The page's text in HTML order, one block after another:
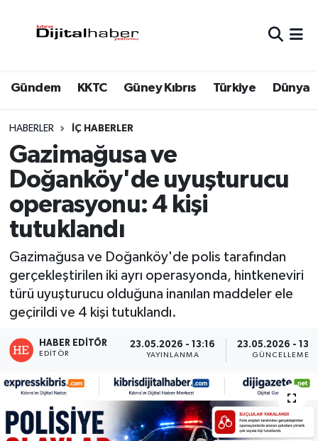
Gündem KKTC Güney Kıbrıs Türkiye Dünya
HABERLER İÇ HABERLER
Gazimağusa ve
Doğanköy'de uyuşturucu
operasyonu: 4 kişi
tutuklandı
Gazimağusa ve Doğanköy'de polis tarafından
gerçekleştirilen iki ayrı operasyonda, hintkeneviri
türü uyuşturucu olduğuna inanılan maddeler ele
geçirildi ve 4 kişi tutuklandı.
HABER EDITÖR
EDITÖR
23.05.2026 - 13:16
YAYINLANMA
23.05.2026 -
GÜNCELLEME
Trafik Durumu
Süper Lig Puan Durumu ve Fikstür
Tüm Manşetler
Son Dakika Haberleri
Haber Arşivi